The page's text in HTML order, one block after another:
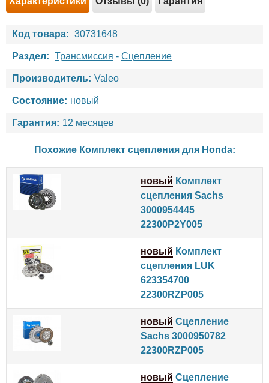
Код товара: 30731648
Раздел: Трансмиссия - Сцепление
Производитель: Valeo
Состояние: новый
Гарантия: 12 месяцев
Похожие Комплект сцепления для Honda:
новый Комплект
сцепления Sachs
3000954445
22300P2Y005
новый Комплект
сцепления LUK
623354700
22300RZP005
новый Сцепление
Sachs 3000950782
22300RZP005
новый Сцепление